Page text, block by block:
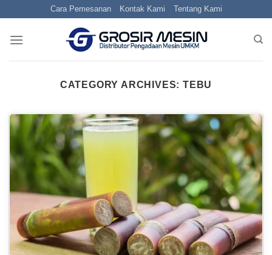
content
Cara Pemesanan Kontak Kami Tentang Kami
CATEGORY ARCHIVES: TEBU